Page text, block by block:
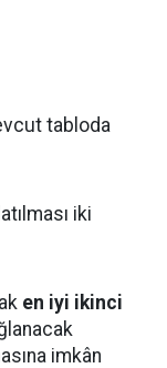
tabloda
iki
en iyi ikinci
imkân